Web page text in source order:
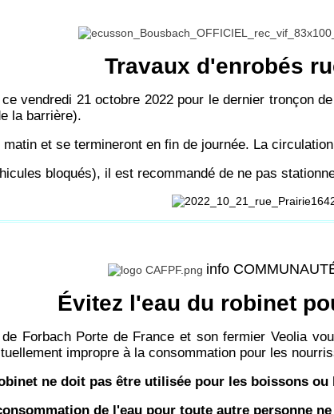
Travaux d'enrobés
vendredi 21 octobre 2022 pour le dernier tronçon
la barrière).
et se termineront en fin de journée. La
bloqués), il est recommandé de ne pas
info
Évitez l'eau du robinet
de Forbach Porte de France et son fermier Veolia
impropre à la consommation pour les
ne doit pas être utilisée pour les boissons
de l'eau pour toute autre personne